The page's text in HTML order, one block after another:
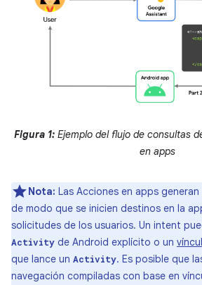
Figura 1:Ejemplo del flujo de consultas
en apps
Nota: Las Acciones en apps
de modo que se inicien destinos en la
solicitudes de los usuarios. Un intent
Activity de Android explícito o un
que lance un Activity. Es posible que
navegación compiladas con base en